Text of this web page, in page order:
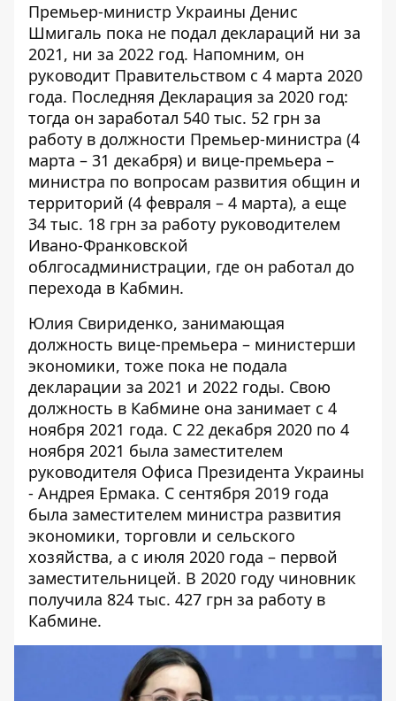
Премьер-министр Украины Денис
Шмигаль пока не подал деклараций ни за
2021, ни за 2022 год. Напомним, он
руководит Правительством с 4 марта 2020
года. Последняя Декларация за 2020 год:
тогда он заработал 540 тыс. 52 грн за
работу в должности Премьер-министра (4
марта – 31 декабря) и вице-премьера –
министра по вопросам развития общин и
территорий (4 февраля – 4 марта), а еще
34 тыс. 18 грн за работу руководителем
Ивано-Франковской
облгосадминистрации, где он работал до
перехода в Кабмин.
Юлия Свириденко, занимающая
должность вице-премьера – министерши
экономики, тоже пока не подала
декларации за 2021 и 2022 годы. Свою
должность в Кабмине она занимает с 4
ноября 2021 года. С 22 декабря 2020 по 4
ноября 2021 была заместителем
руководителя Офиса Президента Украины
- Андрея Ермака. С сентября 2019 года
была заместителем министра развития
экономики, торговли и сельского
хозяйства, а с июля 2020 года – первой
заместительницей. В 2020 году чиновник
получила 824 тыс. 427 грн за работу в
Кабмине.